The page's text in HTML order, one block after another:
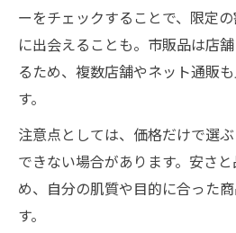
ーをチェックすることで、限定
に出会えることも。市販品は店
るため、複数店舗やネット通販
す。
注意点としては、価格だけで選
できない場合があります。安さ
め、自分の肌質や目的に合った
す。